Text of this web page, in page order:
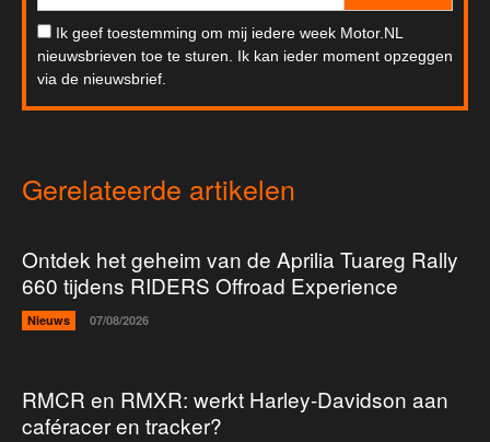
Ik geef toestemming om mij iedere week Motor.NL
nieuwsbrieven toe te sturen. Ik kan ieder moment opzeggen
via de nieuwsbrief.
Gerelateerde artikelen
Ontdek het geheim van de Aprilia Tuareg Rally
660 tijdens RIDERS Offroad Experience
Nieuws 07/08/2026
RMCR en RMXR: werkt Harley-Davidson aan
caféracer en tracker?